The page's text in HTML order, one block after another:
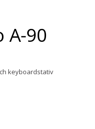
A-90
keyboardstativ